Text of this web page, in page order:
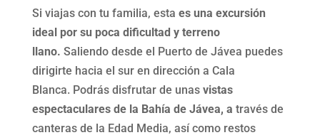
Si viajas con tu familia, esta es una excursión
ideal por su poca dificultad y terreno
llano. Saliendo desde el Puerto de Jávea puedes
dirigirte hacia el sur en dirección a Cala
Blanca. Podrás disfrutar de unas vistas
espectaculares de la Bahía de Jávea, a través de
canteras de la Edad Media, así como restos